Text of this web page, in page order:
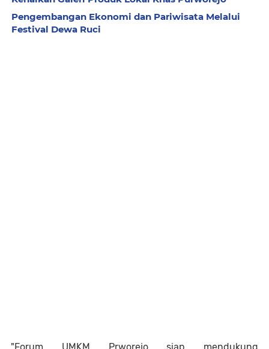
Pengembangan Ekonomi dan Pariwisata Melalui
Festival Dewa Ruci
"Forum UMKM Prworejo siap mendukung